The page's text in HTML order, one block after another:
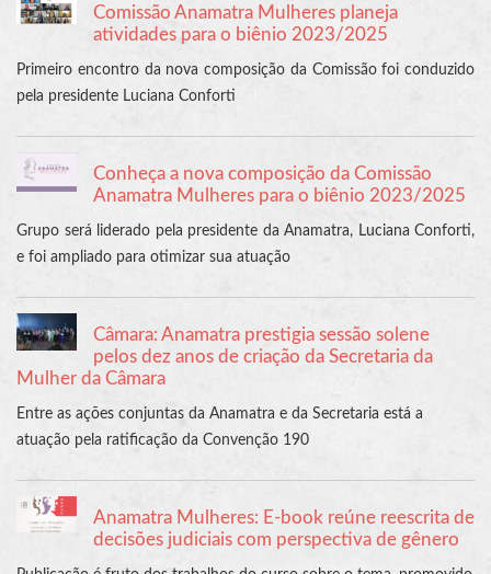
Comissão Anamatra Mulheres planeja
atividades para o biênio 2023/2025
Primeiro encontro da nova composição da Comissão foi conduzido
pela presidente Luciana Conforti
Conheça a nova composição da Comissão
Anamatra Mulheres para o biênio 2023/2025
Grupo será liderado pela presidente da Anamatra, Luciana Conforti,
e foi ampliado para otimizar sua atuação
Câmara: Anamatra prestigia sessão solene
pelos dez anos de criação da Secretaria da
Mulher da Câmara
Entre as ações conjuntas da Anamatra e da Secretaria está a
atuação pela ratificação da Convenção 190
Anamatra Mulheres: E-book reúne reescrita de
decisões judiciais com perspectiva de gênero